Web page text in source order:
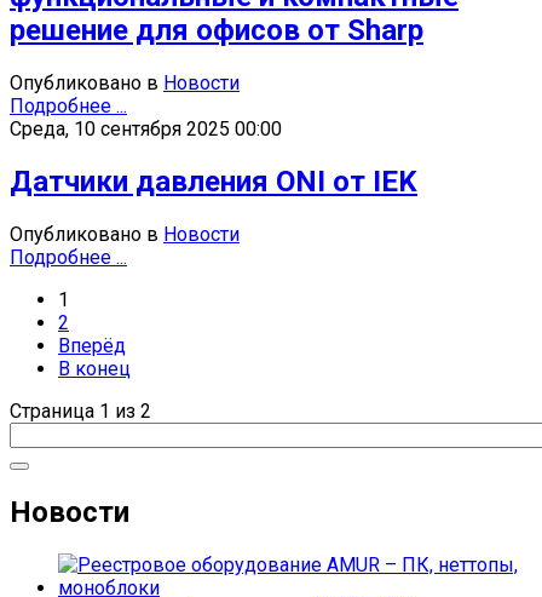
решение для офисов от Sharp
Опубликовано в Новости
Подробнее ...
Среда, 10 сентября 2025 00:00
Датчики давления ONI от IEK
Опубликовано в Новости
Подробнее ...
1
2
Вперёд
В конец
Страница 1 из 2
Новости